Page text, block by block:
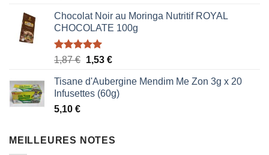
Chocolat Noir au Moringa Nutritif ROYAL
CHOCOLATE 100g
Note5.00
1,87€ Le
initial
était :
1,53 €Le
actuel
est :
Tisane d'Aubergine Mendim Me Zon 3g x 20
Infusettes (60g)
5,10 €
MEILLEURES NOTES